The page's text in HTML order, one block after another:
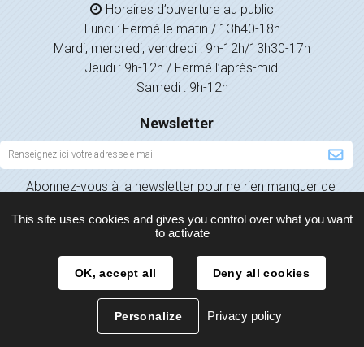
Horaires d’ouverture au public
Lundi : Fermé le matin / 13h40-18h
Mardi, mercredi, vendredi : 9h-12h/13h30-17h
Jeudi : 9h-12h / Fermé l’après-midi
Samedi : 9h-12h
Newsletter
Inscription
à
la
Abonnez-vous à la newsletter pour ne rien manquer de
Mentions légales
Politique de confidentialité
This site uses cookies and gives you control over what you want
to activate
OK, accept all Deny all cookies
Personalize Privacy policy